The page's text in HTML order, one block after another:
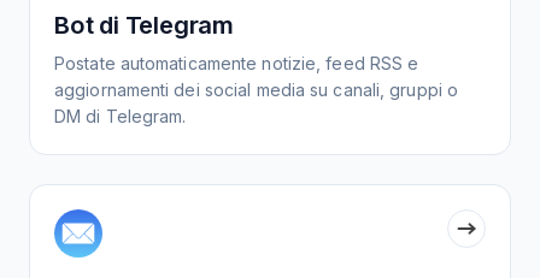
Bot di Telegram
Postate automaticamente notizie, feed RSS e
aggiornamenti dei social media su canali, gruppi o
DM di Telegram.